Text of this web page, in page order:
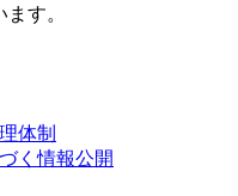
す。
体制
く情報公開